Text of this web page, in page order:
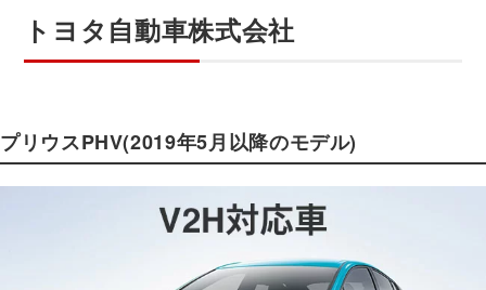
トヨタ自動車株式会社
プリウスPHV(2019年5月以降のモデル)